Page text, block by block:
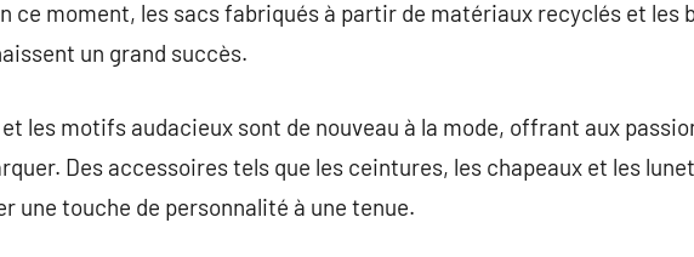
ce moment, les sacs fabriqués à partir de matériaux recyclés et les
un grand succès.
les motifs audacieux sont de nouveau à la mode, offrant aux
Des accessoires tels que les ceintures, les chapeaux et les
une touche de personnalité à une tenue.